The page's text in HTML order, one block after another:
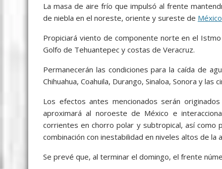
La masa de aire frío que impulsó al frente
de niebla en el noreste, oriente y sureste de México
Propiciará viento de componente norte en el
Golfo de Tehuantepec y costas de Veracruz.
Permanecerán las condiciones para la caída de
Chihuahua, Coahuila, Durango, Sinaloa, Sonora y
Los efectos antes mencionados serán
aproximará al noroeste de México e
corrientes en chorro polar y subtropical, así
combinación con inestabilidad en niveles altos de la
Se prevé que, al terminar el domingo, el frente